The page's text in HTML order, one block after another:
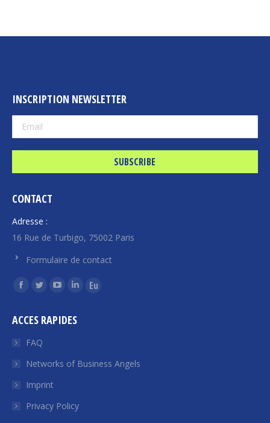
INSCRIPTION NEWSLETTER
CONTACT
Adresse :
16 Rue de Turbigo, 75002 Paris
Formulaire de contact
Find us on:
Facebook
opens
window
Twitter
opens
in
window
YouTube
opens
window
Linkedin
opens
window
Euroquity
window
ACCES RAPIDES
FAQ
Networks of Business Angels
Imprint
Privacy Policy